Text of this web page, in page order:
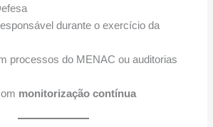
durante o exercício da
processos do MENAC ou auditorias
monitorização contínua